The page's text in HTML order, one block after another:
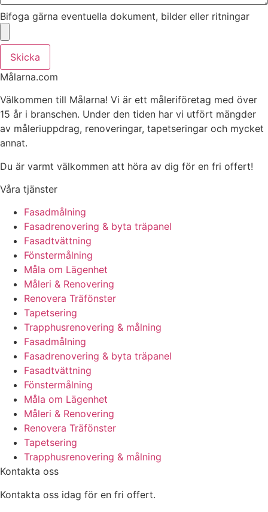
Bifoga gärna eventuella dokument, bilder eller ritningar
Skicka
Målarna.com
Välkommen till Målarna! Vi är ett måleriföretag med över
15 år i branschen. Under den tiden har vi utfört mängder
av måleriuppdrag, renoveringar, tapetseringar och mycket
annat.
Du är varmt välkommen att höra av dig för en fri offert!
Våra tjänster
Fasadmålning
Fasadrenovering & byta träpanel
Fasadtvättning
Fönstermålning
Måla om Lägenhet
Måleri & Renovering
Renovera Träfönster
Tapetsering
Trapphusrenovering & målning
Fasadmålning
Fasadrenovering & byta träpanel
Fasadtvättning
Fönstermålning
Måla om Lägenhet
Måleri & Renovering
Renovera Träfönster
Tapetsering
Trapphusrenovering & målning
Kontakta oss
Kontakta oss idag för en fri offert.